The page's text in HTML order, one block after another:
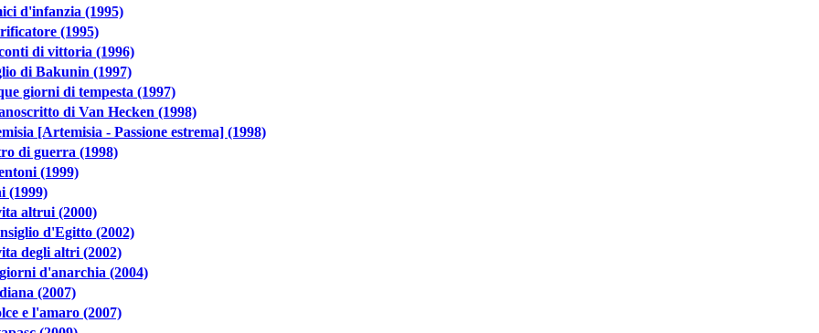
d'infanzia (1995)
(1995)
di vittoria (1996)
di Bakunin (1997)
giorni di tempesta (1997)
di Van Hecken (1998)
[Artemisia - Passione estrema] (1998)
di guerra (1998)
(1999)
(1999)
altrui (2000)
d'Egitto (2002)
degli altri (2002)
d'anarchia (2004)
(2007)
e l'amaro (2007)